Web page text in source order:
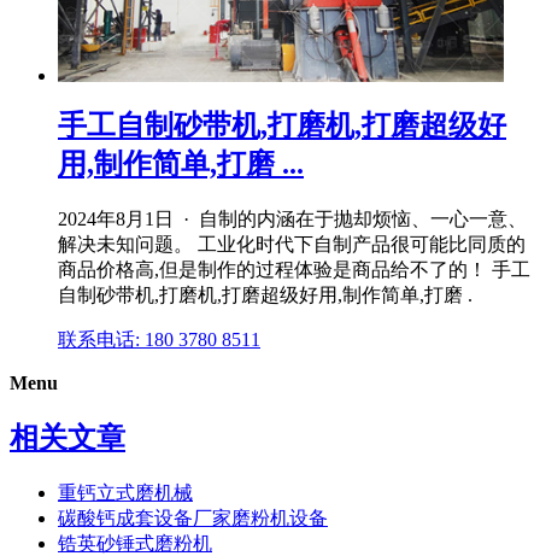
手工自制砂带机,打磨机,打磨超级好
用,制作简单,打磨 ...
2024年8月1日 · 自制的内涵在于抛却烦恼、一心一意、
解决未知问题。 工业化时代下自制产品很可能比同质的
商品价格高,但是制作的过程体验是商品给不了的！ 手工
自制砂带机,打磨机,打磨超级好用,制作简单,打磨 .
联系电话: 180 3780 8511
Menu
相关文章
重钙立式磨机械
碳酸钙成套设备厂家磨粉机设备
锆英砂锤式磨粉机